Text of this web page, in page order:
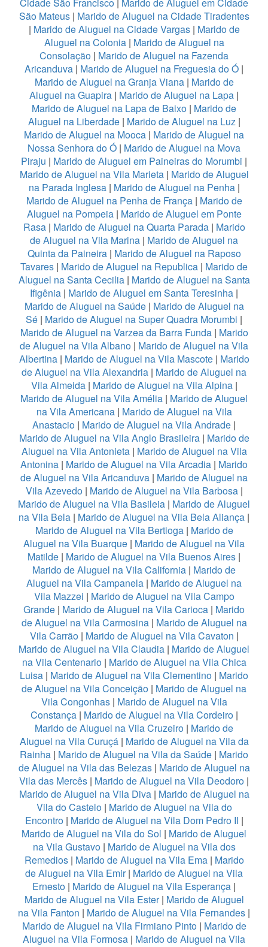
São Mateus| Marido de Aluguel na Cidade Tiradentes
| Marido de Aluguel na Cidade Vargas | Marido de
Aluguel na Colonia| Marido de Aluguel na
Consolação | Marido de Aluguel na Fazenda
Aricanduva | Marido de Aluguel na Freguesia do Ó |
Marido de Aluguel na Granja Viana| Marido de
Aluguel na Guapira | Marido de Aluguel na Lapa |
Marido de Aluguel na Lapa de Baixo | Marido de
Aluguel na Liberdade | Marido de Aluguel na Luz|
Marido de Aluguel na Mooca | Marido de Aluguel na
Nossa Senhora do Ó | Marido de Aluguel na Mova
Piraju | Marido de Aluguel em Paineiras do Morumbi |
Marido de Aluguel na Vila Marieta| Marido de Aluguel
na Parada Inglesa | Marido de Aluguel na Penha|
Marido de Aluguel na Penha de França | Marido de
Aluguel na Pompeia| Marido de Aluguel em Ponte
Rasa| Marido de Aluguel na Quarta Parada| Marido
de Aluguel na Vila Marina | Marido de Aluguel na
Quinta da Paineira| Marido de Aluguel na Raposo
Tavares | Marido de Aluguel na Republica | Marido de
Aluguel na Santa Cecilia| Marido de Aluguel na Santa
Ifigênia | Marido de Aluguel em Santa Teresinha |
Marido de Aluguel na Saúde| Marido de Aluguel na
Sé | Marido de Aluguel na Super Quadra Morumbi |
Marido de Aluguel na Varzea da Barra Funda| Marido
de Aluguel na Vila Albano | Marido de Aluguel na Vila
Albertina| Marido de Aluguel na Vila Mascote| Marido
de Aluguel na Vila Alexandria | Marido de Aluguel na
Vila Almeida | Marido de Aluguel na Vila Alpina |
Marido de Aluguel na Vila Amélia | Marido de Aluguel
na Vila Americana| Marido de Aluguel na Vila
Anastacio | Marido de Aluguel na Vila Andrade |
Marido de Aluguel na Vila Anglo Brasileira| Marido de
Aluguel na Vila Antonieta| Marido de Aluguel na Vila
Antonina | Marido de Aluguel na Vila Arcadia | Marido
de Aluguel na Vila Aricanduva | Marido de Aluguel na
Vila Azevedo| Marido de Aluguel na Vila Barbosa|
Marido de Aluguel na Vila Basileia | Marido de Aluguel
na Vila Bela | Marido de Aluguel na Vila Bela Aliança |
Marido de Aluguel na Vila Bertioga| Marido de
Aluguel na Vila Buarque | Marido de Aluguel na Vila
Matilde | Marido de Aluguel na Vila Buenos Aires |
Marido de Aluguel na Vila California | Marido de
Aluguel na Vila Campanela | Marido de Aluguel na
Vila Mazzei | Marido de Aluguel na Vila Campo
Grande | Marido de Aluguel na Vila Carioca | Marido
de Aluguel na Vila Carmosina| Marido de Aluguel na
Vila Carrão| Marido de Aluguel na Vila Cavaton |
Marido de Aluguel na Vila Claudia | Marido de Aluguel
na Vila Centenario| Marido de Aluguel na Vila Chica
Luisa | Marido de Aluguel na Vila Clementino | Marido
de Aluguel na Vila Conceição | Marido de Aluguel na
Vila Congonhas| Marido de Aluguel na Vila
Constança| Marido de Aluguel na Vila Cordeiro|
Marido de Aluguel na Vila Cruzeiro | Marido de
Aluguel na Vila Curuçá | Marido de Aluguel na Vila da
Rainha | Marido de Aluguel na Vila da Saúde | Marido
de Aluguel na Vila das Belezas| Marido de Aluguel na
Vila das Mercês | Marido de Aluguel na Vila Deodoro |
Marido de Aluguel na Vila Diva| Marido de Aluguel na
Vila do Castelo| Marido de Aluguel na Vila do
Encontro| Marido de Aluguel na Vila Dom Pedro II |
Marido de Aluguel na Vila do Sol | Marido de Aluguel
na Vila Gustavo| Marido de Aluguel na Vila dos
Remedios| Marido de Aluguel na Vila Ema| Marido
de Aluguel na Vila Emir| Marido de Aluguel na Vila
Ernesto | Marido de Aluguel na Vila Esperança |
Marido de Aluguel na Vila Ester| Marido de Aluguel
na Vila Fanton | Marido de Aluguel na Vila Fernandes |
Marido de Aluguel na Vila Firmiano Pinto| Marido de
Aluguel na Vila Formosa | Marido de Aluguel na Vila